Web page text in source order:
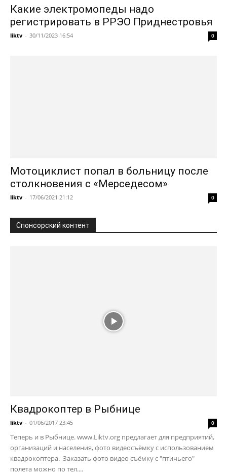
Какие электромопеды надо
регистрировать в РРЭО Приднестровья
liktv - 30/11/2023 16:54 0
Мотоциклист попал в больницу после
столкновения с «Мерседесом»
liktv - 17/06/2021 21:12 0
Спонсорский контент
Квадрокоптер в Рыбнице
liktv - 01/06/2017 23:45 0
Теперь и в Рыбнице. www.Liktv.org предлагает для предприятий,
организаций и населения, фото видеосъёмку с использованием
квадрокоптера. Заказать фото видео съёмку с "птичьего"
полета можно по тел....